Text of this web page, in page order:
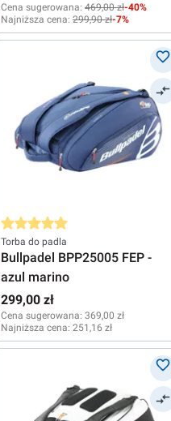
Cena sugerowana: 469,00 zł-40%
Najniższa cena: 299,90 zł-7%
Średnia ocena 5 z 5 gwiazdek
Torba do padla
Bullpadel BPP25005 FEP -
azul marino
299,00 zł
Cena sugerowana: 369,00 zł
Najniższa cena: 251,16 zł